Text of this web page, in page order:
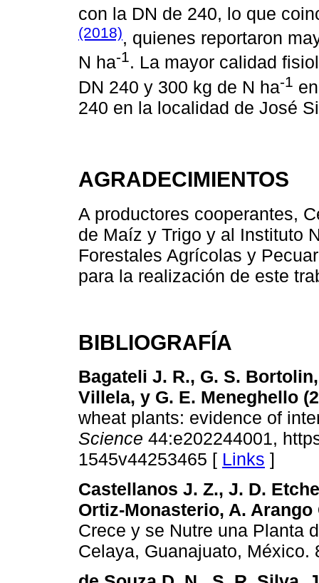
con la DN de 240, lo que
(2018), quienes reportaron
N ha-1. La mayor calidad
DN 240 y 300 kg de N ha-1
240 en la localidad de José
AGRADECIMIENTOS
A productores cooperantes,
de Maíz y Trigo y al Instituto
Forestales Agrícolas y
para la realización de este
BIBLIOGRAFÍA
Bagateli J. R., G. S.
Villela, y G. E. Meneghello
wheat plants: evidence of
Science 44:e202244001,
1545v44253465 [ Links ]
Castellanos J. Z., J. D.
Ortiz-Monasterio, A.
Crece y se Nutre una Planta
Celaya, Guanajuato, México.